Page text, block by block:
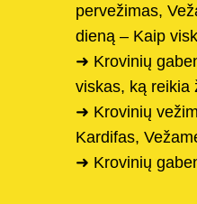
pervežimas,
dieną – Kaip
➜ Krovinių
viskas, ką reikia
➜ Krovinių
Kardifas,
➜ Krovinių